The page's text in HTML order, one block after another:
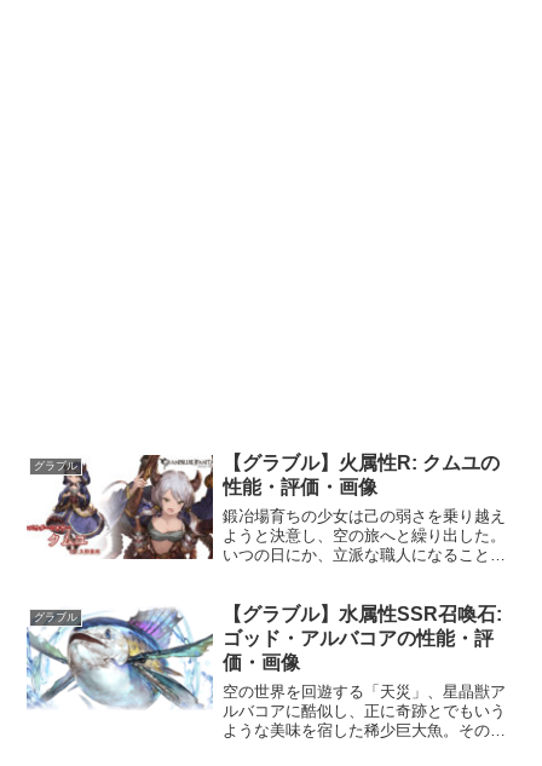
グラブル
【グラブル】火属性R: クムユの
性能・評価・画像
鍛冶場育ちの少女は己の弱さを乗り越え
ようと決意し、空の旅へと繰り出した。
いつの日にか、立派な職人になることを
族：ドラフ趣味：鉱石拾い好き：工房の
人達、お母ちゃんが...
グラブル
【グラブル】水属性SSR召喚石:
ゴッド・アルバコアの性能・評
価・画像
空の世界を回遊する「天災」、星晶獣ア
ルバコアに酷似し、正に奇跡とでもいう
ような美味を宿した稀少巨大魚。その威